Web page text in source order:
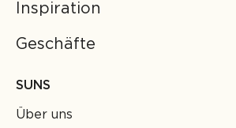
Inspiration
Geschäfte
SUNS
Über uns